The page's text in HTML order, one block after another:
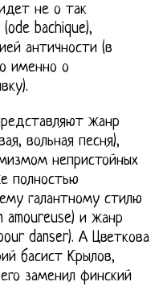
не о так
bachique),
античности (в
именно о
жанр
вольная песня),
непристойных
полностью
галантному стилю
amoureuse) и жанр
danser). А Цветкова
басист Крылов,
заменил финский